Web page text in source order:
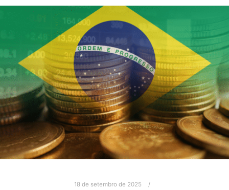
18 de setembro de 2025